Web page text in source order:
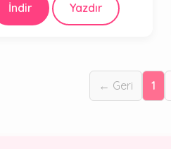
İndir Yazdır
← Geri 1